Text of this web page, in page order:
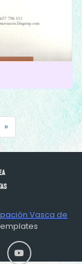
»Next
Vasca de